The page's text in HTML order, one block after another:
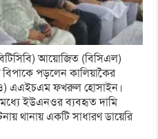
আয়োজিত (বিসিএল)
পড়লেন কালিয়াকৈর
এএইচএম ফখরুল হোসাইন।
মধ্যে ইউএনওর ব্যবহৃত দামি
থানায় একটি সাধারণ ডায়েরি